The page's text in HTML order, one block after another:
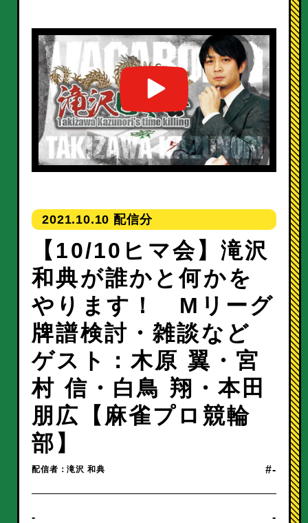
2021.10.10
【10/10ヒマ会】滝沢
和典が誰かと何かを
やります！ Mリーグ
牌譜検討・雑談など
ゲスト：木原 翼・宮
村 信・白鳥 翔・本田
朋広【麻雀プロ競輪
部】
配信者：滝沢 和典 #-
- -